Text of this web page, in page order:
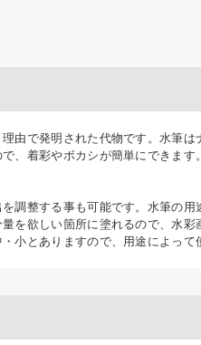
由で発明された代物です。水筆
、着彩やボカシが簡単にできま
調整する事も可能です。水筆の
を欲しい箇所に塗れるので、水
小とありますので、用途によって